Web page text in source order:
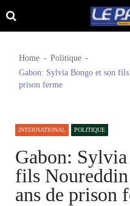
Skip
to
Skip
to
Home
Politique
Gabon: Sylvia Bongo et son
prison ferme
INTERNATIONAL POLITIQUE
Gabon:
fils Noureddin
ans de prison